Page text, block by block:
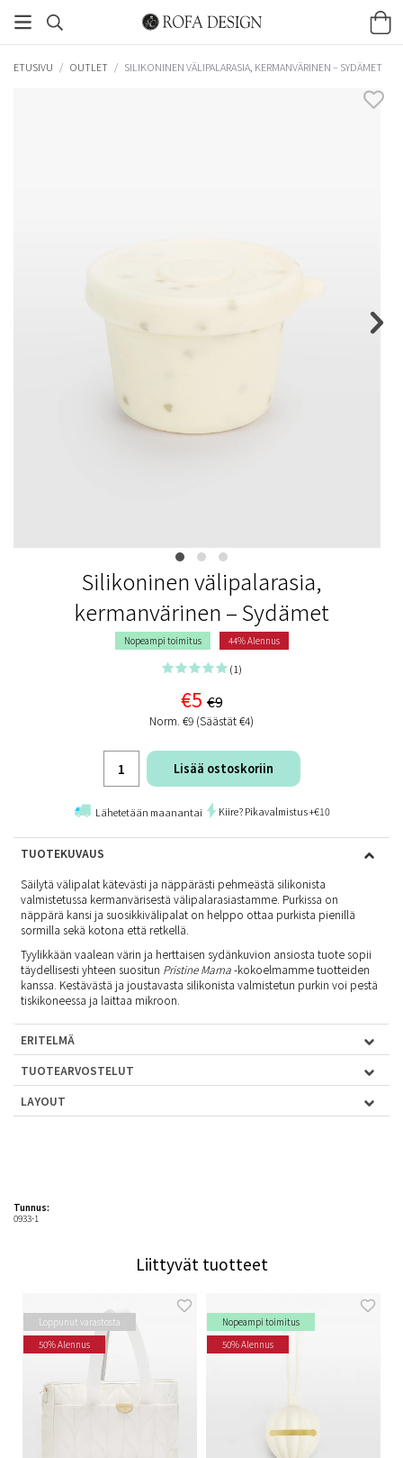
ETUSIVU / OUTLET / SILIKONINEN VÄLIPALARASIA, KERMANVÄRINEN – SYDÄMET
Silikoninen välipalarasia,
kermanvärinen – Sydämet
Nopeampi toimitus 44% Alennus
(1)
€5 €9
Norm. €9 (Säästät €4)
Lisää ostoskoriin
Lähetetään maanantai Kiire? Pikavalmistus +€10
TUOTEKUVAUS
Säilytä välipalat kätevästi ja näppärästi pehmeästä silikonista
valmistetussa kermanvärisestä välipalarasiastamme. Purkissa on
näppärä kansi ja suosikkivälipalat on helppo ottaa purkista pienillä
sormilla sekä kotona että retkellä.
Tyylikkään vaalean värin ja herttaisen sydänkuvion ansiosta tuote sopii
täydellisesti yhteen suositun Pristine Mama-kokoelmamme tuotteiden
kanssa. Kestävästä ja joustavasta silikonista valmistetun purkin voi pestä
tiskikoneessa ja laittaa mikroon.
ERITELMÄ
TUOTEARVOSTELUT
LAYOUT
Tunnus:
0933-1
Liittyvät tuotteet
Loppunut varastosta
50% Alennus
Nopeampi toimitus
50% Alennus